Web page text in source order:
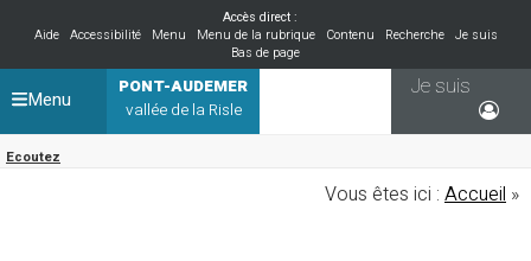
Accès direct :
Aide
Accessibilité Menu Menu de la rubrique Contenu Recherche
Je suis
Bas de page
PONT-AUDEMER
vallée de la Risle
Ecoutez
Je suis
Menu
Vous êtes ici : Accueil »